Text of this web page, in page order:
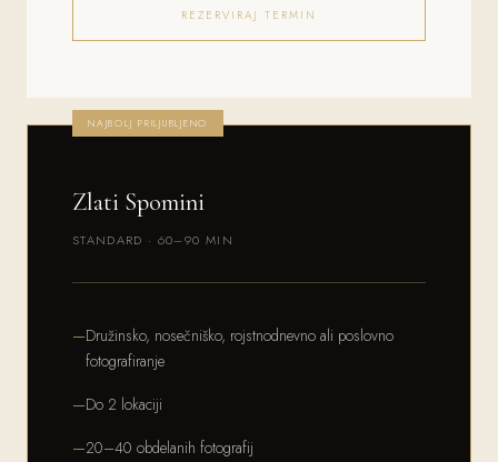
REZERVIRAJ TERMIN
NAJBOLJ PRILJUBLJENO
Zlati Spomini
STANDARD · 60–90 MIN
Družinsko, nosečniško, rojstnodnevno ali poslovno
fotografiranje
Do 2 lokaciji
20–40 obdelanih fotografij